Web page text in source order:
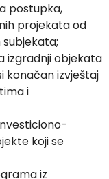
postupka,
projekata od
izgradnji objekata
konačan izvještaj
i
koji se
iz